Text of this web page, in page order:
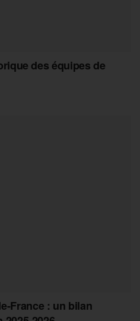
des équipes de
France : un bilan